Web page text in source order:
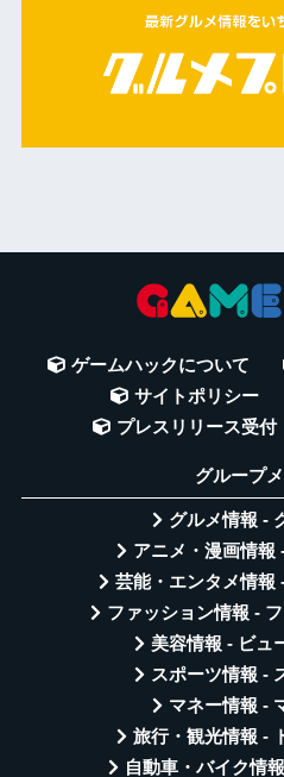
ゲームハックについて
サイトポリシー
プレスリリース受付
グループ
グルメ情報 -
アニメ・漫画情報
芸能・エンタメ情報
ファッション情報 -
美容情報 - ビュ
スポーツ情報 -
マネー情報 -
旅行・観光情報 -
自動車・バイク情